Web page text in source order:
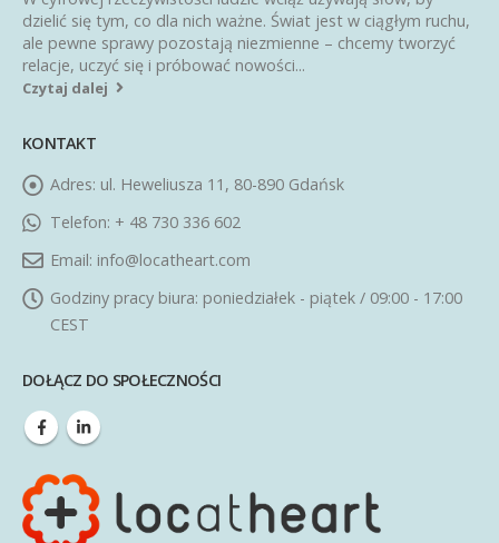
dzielić się tym, co dla nich ważne. Świat jest w ciągłym ruchu,
ale pewne sprawy pozostają niezmienne – chcemy tworzyć
relacje, uczyć się i próbować nowości...
Czytaj dalej
KONTAKT
Adres: ul. Heweliusza 11, 80-890 Gdańsk
Telefon: + 48 730 336 602
Email: info@locatheart.com
Godziny pracy biura: poniedziałek - piątek / 09:00 - 17:00
CEST
DOŁĄCZ DO SPOŁECZNOŚCI